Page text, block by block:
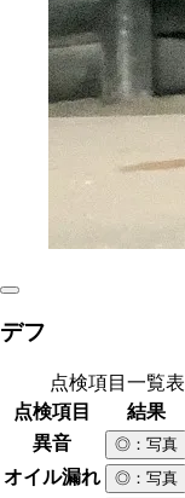
デフ
点検項目一覧表
点検項目
結果
異音
◎ ：写真
オイル漏れ ◎ ：写真